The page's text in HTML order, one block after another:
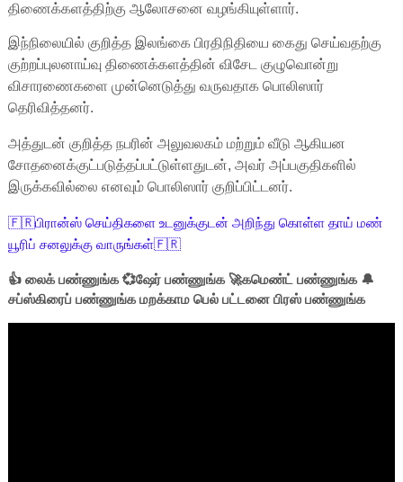
திணைக்களத்திற்கு ஆலோசனை வழங்கியுள்ளார்.
இந்நிலையில் குறித்த இலங்கை பிரதிநிதியை கைது செய்வதற்கு
குற்றப்புலனாய்வு திணைக்களத்தின் விசேட குழுவொன்று
விசாரணைகளை முன்னெடுத்து வருவதாக பொலிஸார்
தெரிவித்தனர்.
அத்துடன் குறித்த நபரின் அலுவலகம் மற்றும் வீடு ஆகியன
சோதனைக்குட்படுத்தப்பட்டுள்ளதுடன், அவர் அப்பகுதிகளில்
இருக்கவில்லை எனவும் பொலிஸார் குறிப்பிட்டனர்.
🇫🇷பிரான்ஸ் செய்திகளை உடனுக்குடன் அறிந்து கொள்ள தாய் மண்
யூரிப் சனலுக்கு வாருங்கள்🇫🇷
👍 லைக் பண்ணுங்க 💞ஷேர் பண்ணுங்க 🚀கமெண்ட் பண்ணுங்க 🔔
சப்ஸ்கிரைப் பண்ணுங்க மறக்காம பெல் பட்டனை பிரஸ் பண்ணுங்க